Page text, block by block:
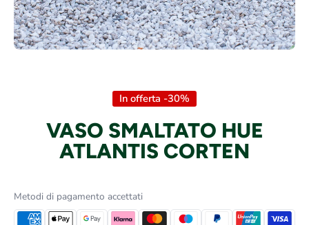
In offerta -30%
VASO SMALTATO HUE
ATLANTIS CORTEN
Metodi di pagamento accettati